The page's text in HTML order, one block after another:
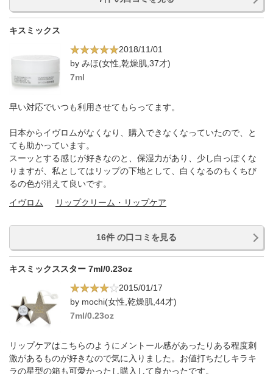
キスミックス
2018/11/01
by みほ(女性,乾燥肌,37才)
7ml
早い対応でいつも利用させてもらってます。
日本からイヴロムがなくなり、購入できなくなっていたので、と
ても助かっています。
スーッとする感じが好きなのと、保湿力があり、少し白っぽくな
りますが、私としてはリップの下地として、白くなるのもくちび
るの色が消えて良いです。
イヴロム
リップクリーム・リップケア
16件 の口コミを見る
キスミックススター 7ml/0.23oz
2015/01/17
by mochi(女性,乾燥肌,44才)
7ml/0.23oz
リップケアはこちらのようにメントール感があったりある程度刺
激があるものが好きなので気に入りました。お値打ちだしキラキ
ラの星型の箱も可愛かったし購入して良かったです。